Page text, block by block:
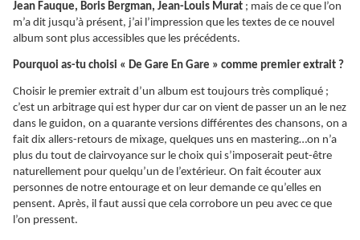
Jean Fauque, Boris Bergman, Jean-Louis Murat ; mais de ce que l’on
m’a dit jusqu’à présent, j’ai l’impression que les textes de ce nouvel
album sont plus accessibles que les précédents.
Pourquoi as-tu choisi « De Gare En Gare » comme premier extrait ?
Choisir le premier extrait d’un album est toujours très compliqué ;
c’est un arbitrage qui est hyper dur car on vient de passer un an le nez
dans le guidon, on a quarante versions différentes des chansons, on a
fait dix allers-retours de mixage, quelques uns en mastering…on n’a
plus du tout de clairvoyance sur le choix qui s’imposerait peut-être
naturellement pour quelqu’un de l’extérieur. On fait écouter aux
personnes de notre entourage et on leur demande ce qu’elles en
pensent. Après, il faut aussi que cela corrobore un peu avec ce que
l’on pressent.